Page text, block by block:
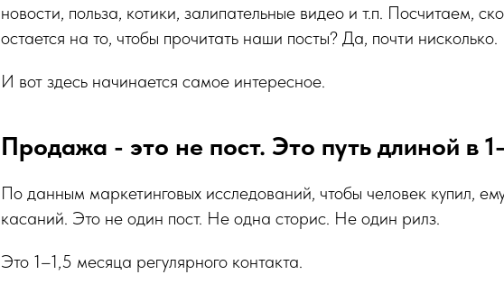
новости, польза, котики, залипательные видео и т.п. Посчитаем,
остается на то, чтобы прочитать наши посты? Да, почти нисколько.
И вот здесь начинается самое интересное.
Продажа - это не пост. Это путь длиной в
По данным маркетинговых исследований, чтобы человек купил,
касаний. Это не один пост. Не одна сторис. Не один рилз.
Это 1–1,5 месяца регулярного контакта.